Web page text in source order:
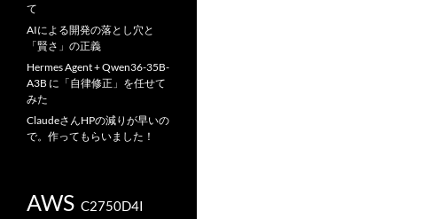
て
AIによる開発の落とし穴と
「賢さ」の正義
Hermes Agent + Qwen36-35B-
A3B に「自律修正」を任せて
みた
ClaudeさんHPの減りが早いの
で。作ってもらいました！
AWS C2750D4I